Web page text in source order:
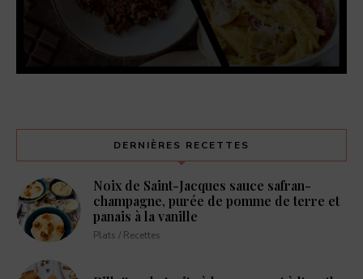
DERNIÈRES RECETTES
Noix de Saint-Jacques sauce safran-
champagne, purée de pomme de terre et
panais à la vanille
Plats / Recettes